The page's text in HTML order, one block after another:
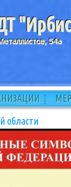
54а
области